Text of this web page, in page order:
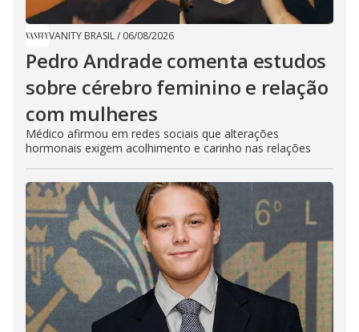
VANITY BRASIL/ 06/08/2026
Pedro Andrade comenta estudos
sobre cérebro feminino e relação
com mulheres
Médico afirmou em redes sociais que alterações
hormonais exigem acolhimento e carinho nas relações